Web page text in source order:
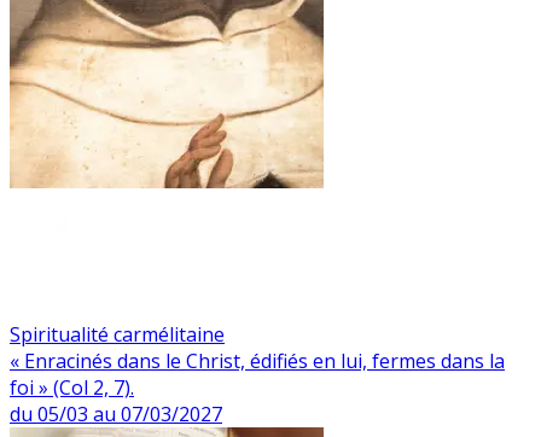
Spiritualité carmélitaine
« Enracinés dans le Christ, édifiés en lui, fermes dans la
foi » (Col 2, 7).
du 05/03 au 07/03/2027